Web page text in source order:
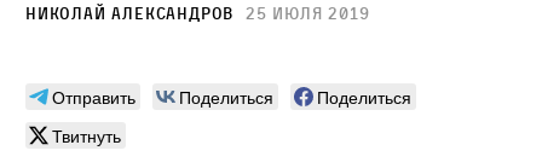
Николай Александров 25 июля 2019
Отправить Поделиться
Поделиться
Твитнуть